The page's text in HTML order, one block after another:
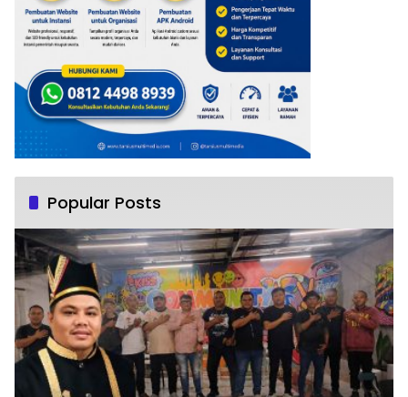
Popular Posts